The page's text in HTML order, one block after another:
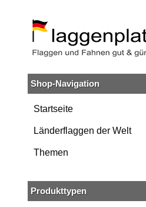
Hauptinhalt
springen
Suche
Zur
Navigation
springen
Shop-Navigation
Startseite
Länderflaggen der Welt
Themen
Produkttypen